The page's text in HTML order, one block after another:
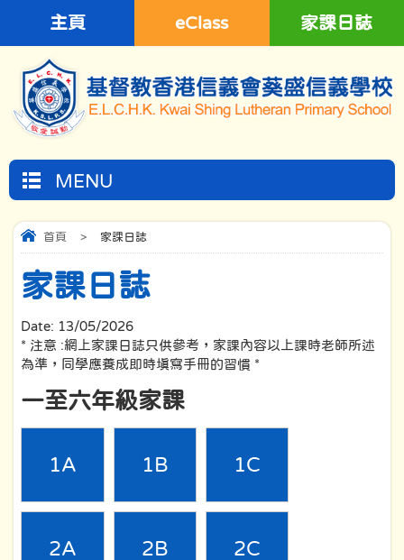
主頁 eClass 家課日誌
MENU
首頁 > 家課日誌
家課日誌
Date: 13/05/2026
* 注意 :網上家課日誌只供參考，家課內容以上課時老師所述
為準，同學應養成即時填寫手冊的習慣 *
一至六年級家課
1A 1B 1C
2A 2B 2C